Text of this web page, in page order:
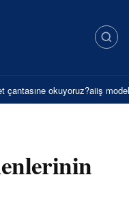
çantasıne okuyoruz?aiiş